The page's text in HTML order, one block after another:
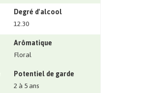
Degré d'alcool
12.30
Arômatique
Floral
Potentiel de garde
2 à 5 ans